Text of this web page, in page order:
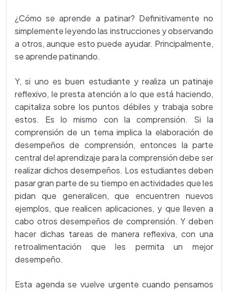
¿Cómo se aprende a patinar? Definitivamente no
simplemente leyendo las instrucciones y observando
a otros, aunque esto puede ayudar. Principalmente,
se aprende patinando.
Y, si uno es buen estudiante y realiza un patinaje
reflexivo, le presta atención a lo que está haciendo,
capitaliza sobre los puntos débiles y trabaja sobre
estos. Es lo mismo con la comprensión. Si la
comprensión de un tema implica la elaboración de
desempeños de comprensión, entonces la parte
central del aprendizaje para la comprensión debe ser
realizar dichos desempeños. Los estudiantes deben
pasar gran parte de su tiempo en actividades que les
pidan que generalicen, que encuentren nuevos
ejemplos, que realicen aplicaciones, y que lleven a
cabo otros desempeños de comprensión. Y deben
hacer dichas tareas de manera reflexiva, con una
retroalimentación que les permita un mejor
desempeño.
Esta agenda se vuelve urgente cuando pensamos